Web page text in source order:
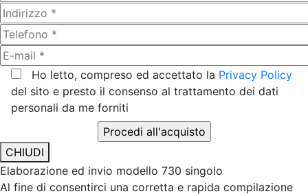
Ho letto, compreso ed accettato la Privacy Policy
del sito e presto il consenso al trattamento dei dati
personali da me forniti
CHIUDI
Elaborazione ed invio modello 730 singolo
Al fine di consentirci una corretta e rapida compilazione